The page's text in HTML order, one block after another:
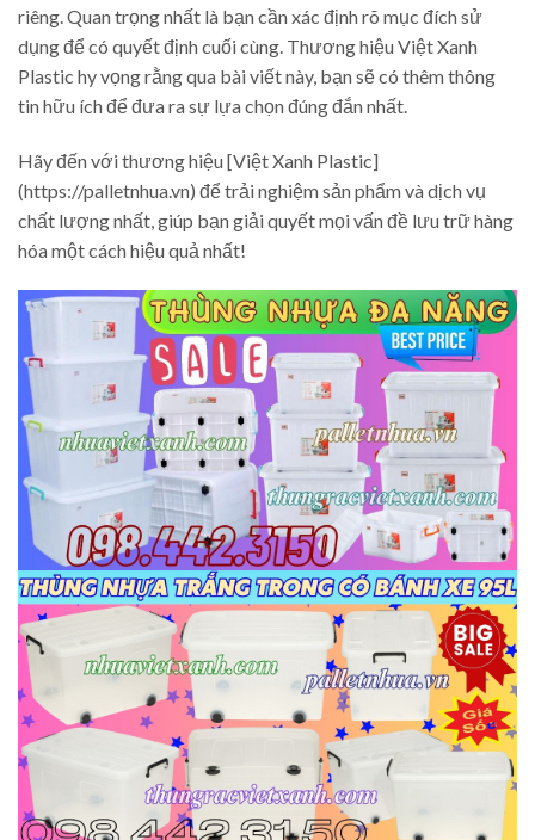
riêng. Quan trọng nhất là bạn cần xác định rõ mục đích sử
dụng để có quyết định cuối cùng. Thương hiệu Việt Xanh
Plastic hy vọng rằng qua bài viết này, bạn sẽ có thêm thông
tin hữu ích để đưa ra sự lựa chọn đúng đắn nhất.
Hãy đến với thương hiệu [Việt Xanh Plastic]
(https://palletnhua.vn) để trải nghiệm sản phẩm và dịch vụ
chất lượng nhất, giúp bạn giải quyết mọi vấn đề lưu trữ hàng
hóa một cách hiệu quả nhất!